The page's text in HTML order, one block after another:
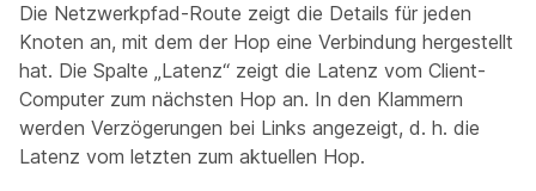
Die Netzwerkpfad-Route zeigt die Details für jeden
Knoten an, mit dem der Hop eine Verbindung hergestellt
hat. Die Spalte „Latenz“ zeigt die Latenz vom Client-
Computer zum nächsten Hop an. In den Klammern
werden Verzögerungen bei Links angezeigt, d. h. die
Latenz vom letzten zum aktuellen Hop.